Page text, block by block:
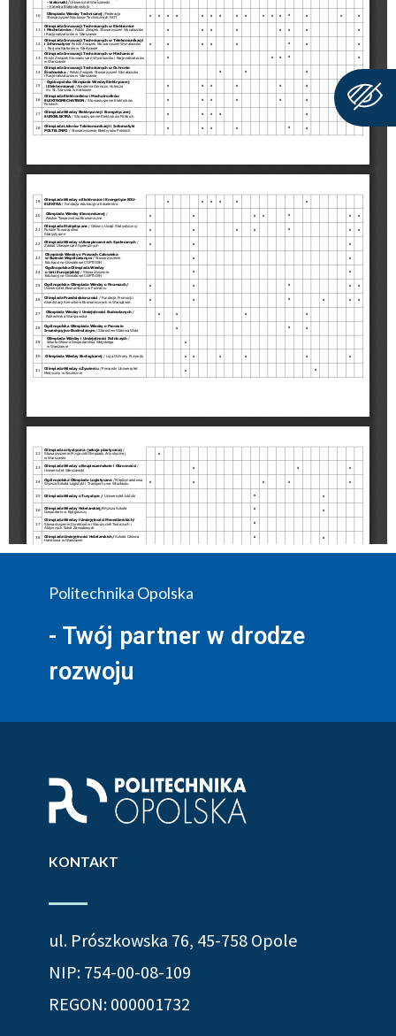
Politechnika Opolska
- Twój partner w drodze
rozwoju
KONTAKT
ul. Prószkowska 76, 45-758 Opole
NIP: 754-00-08-109
REGON: 000001732